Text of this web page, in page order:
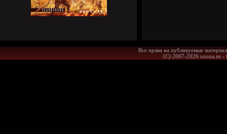
Все права на публикуемые
(С) 2007-2026 xzona.su -